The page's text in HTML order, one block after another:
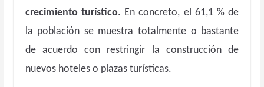
crecimiento turístico. En concreto, el 61,1 % de
la población se muestra totalmente o bastante
de acuerdo con restringir la construcción de
nuevos hoteles o plazas turísticas.